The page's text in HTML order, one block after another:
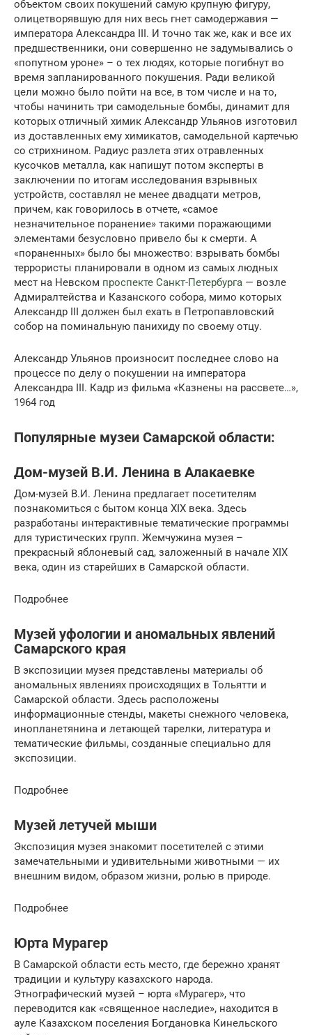
объектом своих покушений самую крупную фигуру,
олицетворявшую для них весь гнет самодержавия —
императора Александра III. И точно так же, как и все их
предшественники, они совершенно не задумывались о
«попутном уроне» – о тех людях, которые погибнут во
время запланированного покушения. Ради великой
цели можно было пойти на все, в том числе и на то,
чтобы начинить три самодельные бомбы, динамит для
которых отличный химик Александр Ульянов изготовил
из доставленных ему химикатов, самодельной картечью
со стрихнином. Радиус разлета этих отравленных
кусочков металла, как напишут потом эксперты в
заключении по итогам исследования взрывных
устройств, составлял не менее двадцати метров,
причем, как говорилось в отчете, «самое
незначительное поранение» такими поражающими
элементами безусловно привело бы к смерти. А
«пораненных» было бы множество: взрывать бомбы
террористы планировали в одном из самых людных
мест на Невском проспекте Санкт-Петербурга — возле
Адмиралтейства и Казанского собора, мимо которых
Александр III должен был ехать в Петропавловский
собор на поминальную панихиду по своему отцу.
Александр Ульянов произносит последнее слово на
процессе по делу о покушении на императора
Александра III. Кадр из фильма «Казнены на рассвете…»,
1964 год
Популярные музеи Самарской области:
Дом-музей В.И. Ленина в Алакаевке
Дом-музей В.И. Ленина предлагает посетителям
познакомиться с бытом конца XIX века. Здесь
разработаны интерактивные тематические программы
для туристических групп. Жемчужина музея –
прекрасный яблоневый сад, заложенный в начале XIX
века, один из старейших в Самарской области.
Подробнее
Музей уфологии и аномальных явлений
Самарского края
В экспозиции музея представлены материалы об
аномальных явлениях происходящих в Тольятти и
Самарской области. Здесь расположены
информационные стенды, макеты снежного человека,
инопланетянина и летающей тарелки, литература и
тематические фильмы, созданные специально для
экспозиции.
Подробнее
Музей летучей мыши
Экспозиция музея знакомит посетителей с этими
замечательными и удивительными животными — их
внешним видом, образом жизни, ролью в природе.
Подробнее
Юрта Мурагер
В Самарской области есть место, где бережно хранят
традиции и культуру казахского народа.
Этнографический музей – юрта «Мурагер», что
переводится как «священное наследие», находится в
ауле Казахском поселения Богдановка Кинельского